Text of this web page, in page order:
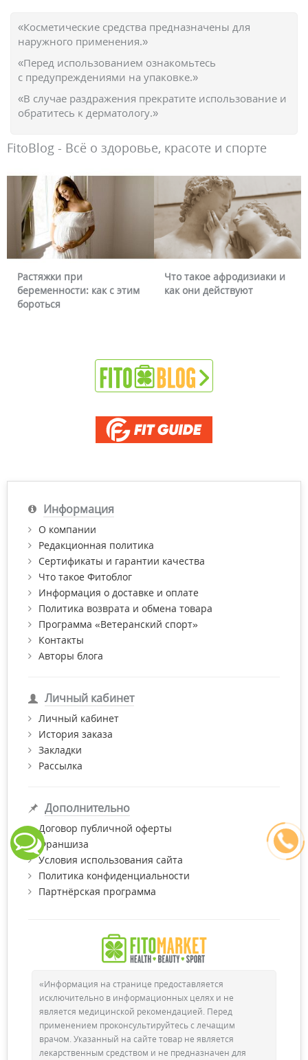
«Косметические средства предназначены для
наружного применения.»
«Перед использованием ознакомьтесь
с предупреждениями на упаковке.»
«В случае раздражения прекратите использование и
обратитесь к дерматологу.»
FitoBlog - Всё о здоровье, красоте и спорте
Растяжки при
беременности: как с этим
бороться
Что такое афродизиаки и
как они действуют
Информация
О компании
Редакционная политика
Сертификаты и гарантии качества
Что такое Фитоблог
Информация о доставке и оплате
Политика возврата и обмена товара
Программа «Ветеранский спорт»
Контакты
Авторы блога
Личный кабинет
Личный кабинет
История заказа
Закладки
Рассылка
Дополнительно
Договор публичной оферты
Франшиза
Условия использования сайта
Политика конфиденциальности
Партнёрская программа
«Информация на странице предоставляется
исключительно в информационных целях и не
является медицинской рекомендацией. Перед
применением проконсультируйтесь с лечащим
врачом. Указанный на сайте товар не является
лекарственным средством и не предназначен для